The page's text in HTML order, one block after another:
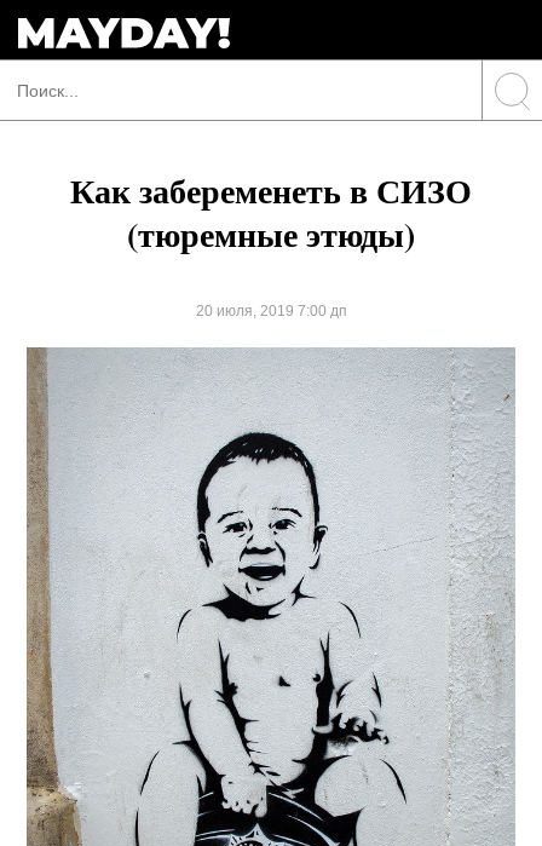
Как забеременеть в СИЗО
(тюремные этюды)
20 июля, 2019 7:00 дп